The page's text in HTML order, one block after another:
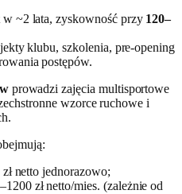
~2 lata, zyskowność przy 120–
klubu, szkolenia, pre‑opening
postępów.
prowadzi zajęcia multisportowe
wzorce ruchowe i
netto jednorazowo;
zł netto/mies. (zależnie od